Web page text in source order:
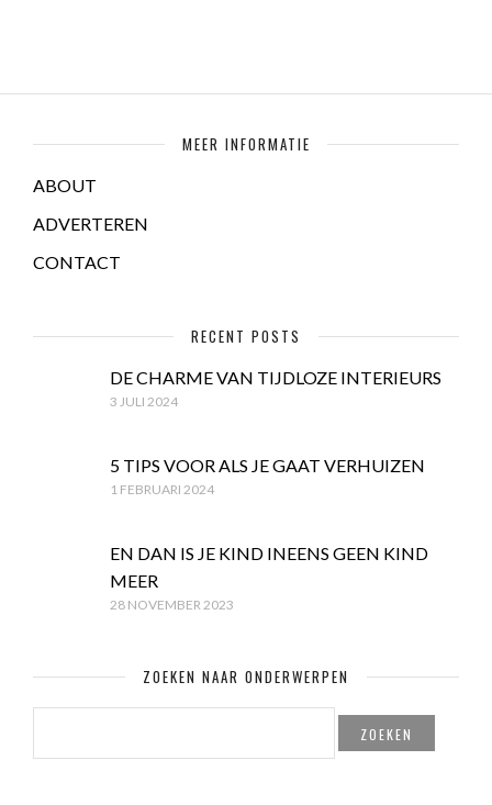
MEER INFORMATIE
ABOUT
ADVERTEREN
CONTACT
RECENT POSTS
DE CHARME VAN TIJDLOZE INTERIEURS
3 JULI 2024
5 TIPS VOOR ALS JE GAAT VERHUIZEN
1 FEBRUARI 2024
EN DAN IS JE KIND INEENS GEEN KIND
MEER
28 NOVEMBER 2023
ZOEKEN NAAR ONDERWERPEN
ZOEKEN